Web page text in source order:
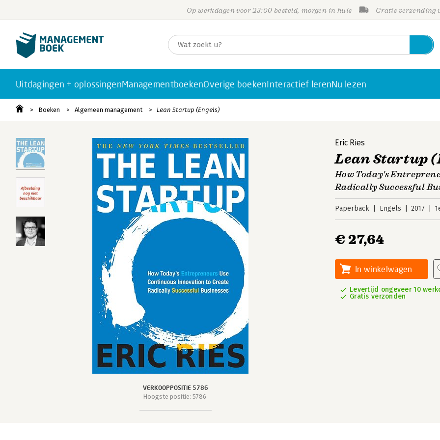
Op werkdagen voor 23:00 besteld, morgen in huis Gratis verzending
Uitdagingen + oplossingenManagementboekenOverige boekenInteractief lerenNu lezen
Boeken Algemeen management Lean Startup (Engels)
VERKOOPPOSITIE 5786
Hoogste positie: 5786
Eric Ries
Lean Startup
How Today's
Radically Successful
Paperback Engels 2017
€ 27,64
In winkelwagen
Levertijd ongeveer 10
Gratis verzonden